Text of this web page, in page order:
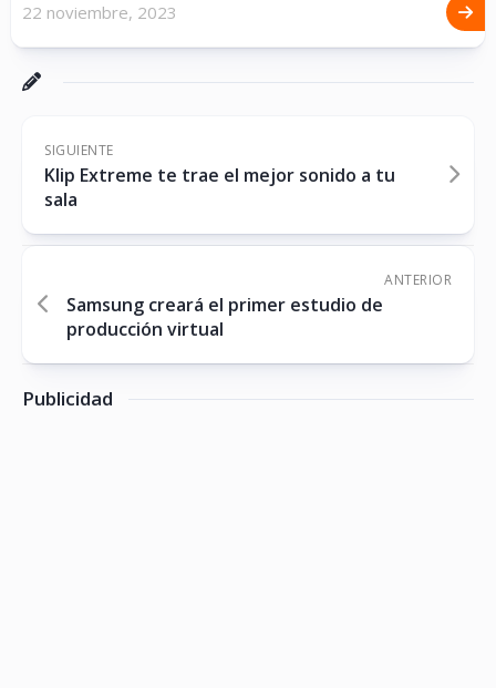
22 noviembre, 2023
SIGUIENTE
Klip Extreme te trae el mejor sonido a tu
sala
ANTERIOR
Samsung creará el primer estudio de
producción virtual
Publicidad